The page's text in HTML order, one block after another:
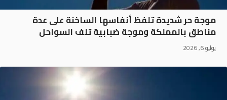
موجة حر شديدة تلفظ أنفاسها الساخنة على عدة
مناطق بالمملكة وموجة ضبابية تلف السواحل
يوليو 6, 2026